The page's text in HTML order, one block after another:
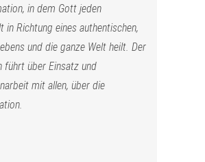
in dem Gott jeden
in Richtung eines authentischen,
und die ganze Welt heilt. Der
führt über Einsatz und
mit allen, über die